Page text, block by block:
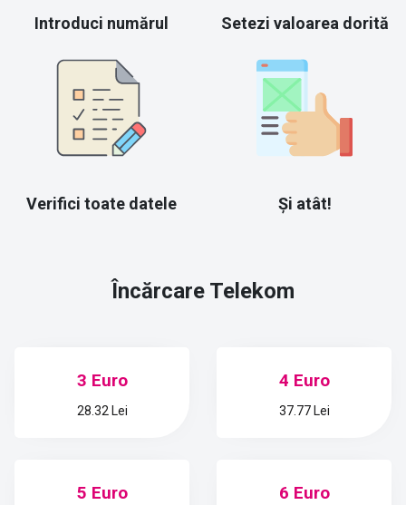
Introduci numărul Setezi valoarea dorită
Verifici toate datele Și atât!
Încărcare Telekom
3 Euro
28.32 Lei
4 Euro
37.77 Lei
5 Euro 6 Euro